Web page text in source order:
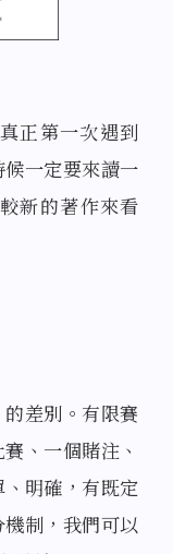
正第一次遇到
一定要來讀一
新的著作來看
差別。有限賽
、一個賭注、
明確，有既定
制，我們可以